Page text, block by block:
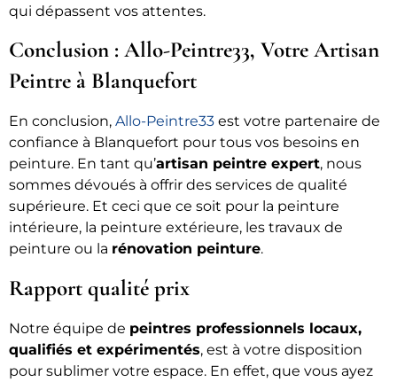
qui dépassent vos attentes.
Conclusion : Allo-Peintre33, Votre Artisan
Peintre à Blanquefort
En conclusion, Allo-Peintre33 est votre partenaire de
confiance à Blanquefort pour tous vos besoins en
peinture. En tant qu’artisan peintre expert, nous
sommes dévoués à offrir des services de qualité
supérieure. Et ceci que ce soit pour la peinture
intérieure, la peinture extérieure, les travaux de
peinture ou la rénovation peinture.
Rapport qualité prix
Notre équipe de peintres professionnels locaux,
qualifiés et expérimentés, est à votre disposition
pour sublimer votre espace. En effet, que vous ayez